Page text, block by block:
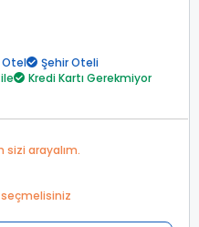
Şehir Oteli
Kredi Kartı Gerekmiyor
sizi arayalım.